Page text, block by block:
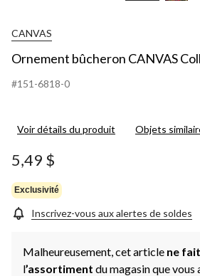
CANVAS
Ornement bûcheron CANVAS
#151-6818-0
Voir détails du produit Objets
5,49 $
Exclusivité
Inscrivez-vous aux alertes de soldes
Malheureusement, cet article ne
l’assortiment du magasin que